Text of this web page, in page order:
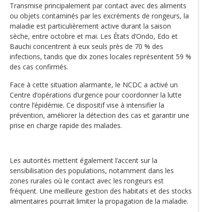
Transmise principalement par contact avec des aliments
ou objets contaminés par les excréments de rongeurs, la
maladie est particulièrement active durant la saison
sèche, entre octobre et mai. Les États d’Ondo, Edo et
Bauchi concentrent à eux seuls près de 70 % des
infections, tandis que dix zones locales représentent 59 %
des cas confirmés.
Face à cette situation alarmante, le NCDC a activé un
Centre d’opérations d’urgence pour coordonner la lutte
contre l’épidémie. Ce dispositif vise à intensifier la
prévention, améliorer la détection des cas et garantir une
prise en charge rapide des malades.
Les autorités mettent également l’accent sur la
sensibilisation des populations, notamment dans les
zones rurales où le contact avec les rongeurs est
fréquent. Une meilleure gestion des habitats et des stocks
alimentaires pourrait limiter la propagation de la maladie.